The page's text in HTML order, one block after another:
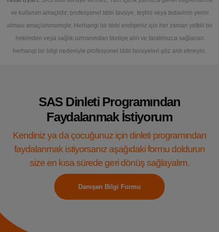
ve kullanım amaçlıdır; profesyonel tıbbi tavsiye, teşhis veya tedavinin yerini
alması amaçlanmamıştır. Herhangi bir tıbbi endişeniz için her zaman yetkili bir
hekimden veya sağlık uzmanından tavsiye alın ve tarafımızca sağlanan
herhangi bir bilgi nedeniyle profesyonel tıbbi tavsiyeleri göz ardı etmeyin.
SAS Dinleti Programından
Faydalanmak İstiyorum
Kendiniz ya da çocuğunuz için dinleti programından
faydalanmak istiyorsanız aşağıdaki formu doldurun
size en kısa sürede geri dönüş sağlayalım.
Danışan Bilgi Formu